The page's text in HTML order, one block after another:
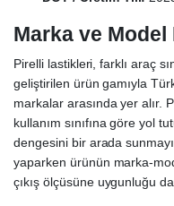
Marka ve Model
Pirelli lastikleri, farklı araç
geliştirilen ürün gamıyla
markalar arasında yer alır.
kullanım sınıfına göre yol
dengesini bir arada
yaparken ürünün marka-
çıkış ölçüsüne uygunluğu